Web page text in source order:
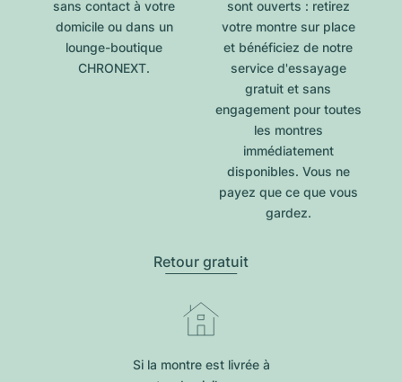
sans contact à votre
domicile ou dans un
lounge-boutique
CHRONEXT.
sont ouverts : retirez
votre montre sur place
et bénéficiez de notre
service d'essayage
gratuit et sans
engagement pour toutes
les montres
immédiatement
disponibles. Vous ne
payez que ce que vous
gardez.
Retour gratuit
Si la montre est livrée à